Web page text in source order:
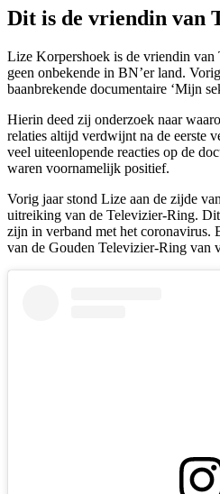
Dit is de vriendin van
Lize Korpershoek is de vriendin
geen onbekende in BN’er land.
baanbrekende documentaire ‘Mijn
Hierin deed zij onderzoek naar
relaties altijd verdwijnt na de eerste
veel uiteenlopende reacties op de
waren voornamelijk positief.
Vorig jaar stond Lize aan de zijde
uitreiking van de Televizier-Ring.
zijn in verband met het coronavirus.
van de Gouden Televizier-Ring van